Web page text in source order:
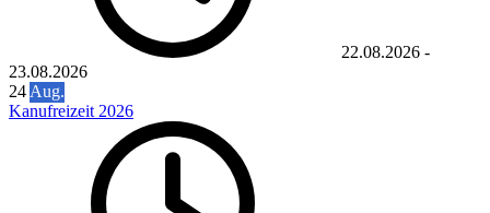
22.08.2026 -
23.08.2026
24 Aug.
Kanufreizeit 2026